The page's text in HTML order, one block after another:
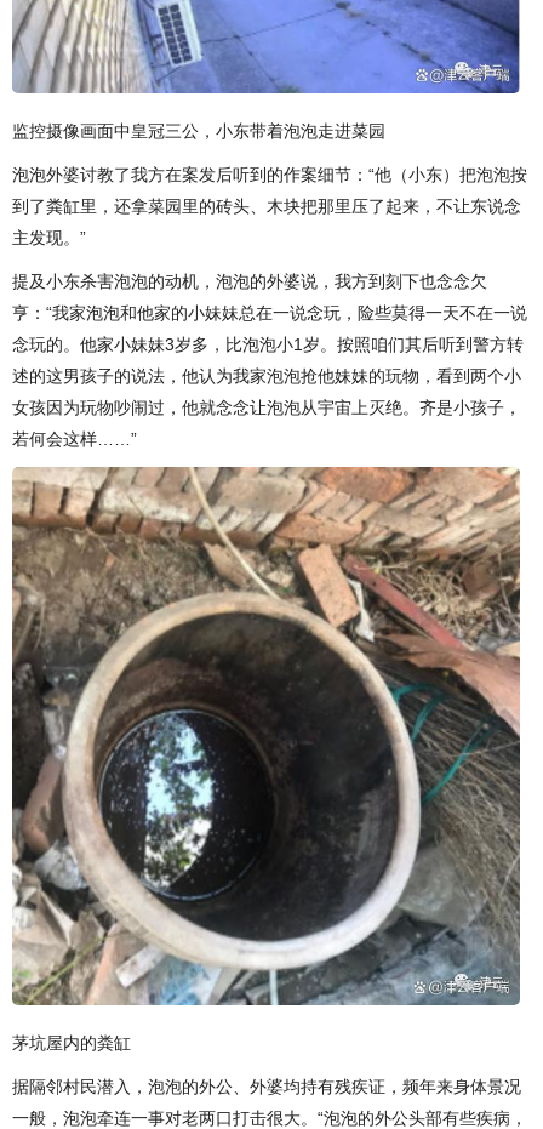
监控摄像画面中皇冠三公，小东带着泡泡走进菜园
泡泡外婆讨教了我方在案发后听到的作案细节：“他（小东）把泡泡按
到了粪缸里，还拿菜园里的砖头、木块把那里压了起来，不让东说念
主发现。”
提及小东杀害泡泡的动机，泡泡的外婆说，我方到刻下也念念欠
亨：“我家泡泡和他家的小妹妹总在一说念玩，险些莫得一天不在一说
念玩的。他家小妹妹3岁多，比泡泡小1岁。按照咱们其后听到警方转
述的这男孩子的说法，他认为我家泡泡抢他妹妹的玩物，看到两个小
女孩因为玩物吵闹过，他就念念让泡泡从宇宙上灭绝。齐是小孩子，
若何会这样……”
茅坑屋内的粪缸
据隔邻村民潜入，泡泡的外公、外婆均持有残疾证，频年来身体景况
一般，泡泡牵连一事对老两口打击很大。“泡泡的外公头部有些疾病，